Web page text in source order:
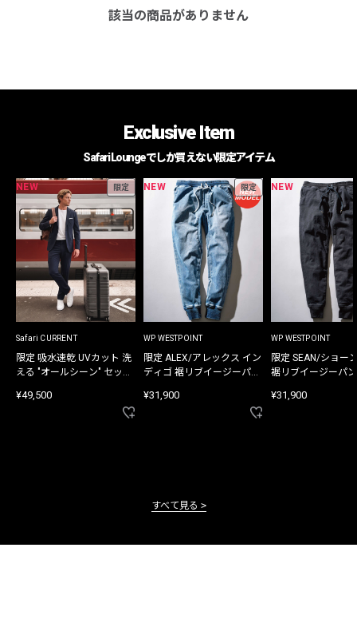
該当の商品がありません
Exclusive Item
Safari Loungeでしか買えない限定アイテム
NEW 限定
Safari CURRENT
限定 吸水速乾 UVカット 洗
える "オールシーン" セット
¥49,500
NEW 限定
WP WESTPOINT
限定 ALEX/アレックス イン
ディゴ 裾リブイージーパン
¥31,900
NEW
WP WESTPOINT
限定 SEAN/ショー
裾リブイージーパ
¥31,900
すべて見る